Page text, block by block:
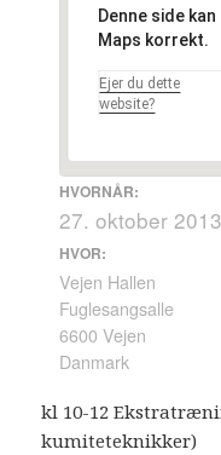
Denne side
Maps korrekt.
Ejer du dette
website?
HVORNÅR:
27. oktober
HVOR:
Vejen Hallen
Fuglesangsalle
6600 Vejen
Danmark
kl 10-12
kumiteteknikker)